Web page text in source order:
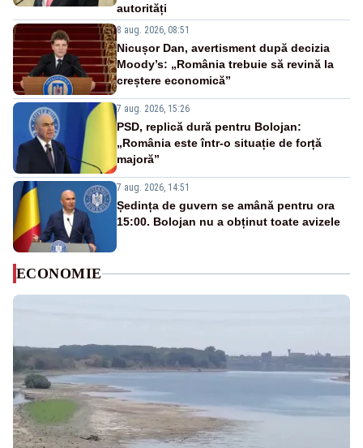
autorități
8 aug. 2026, 08:51
Nicușor Dan, avertisment după decizia
Moody’s: „România trebuie să revină la
creștere economică”
7 aug. 2026, 15:26
PSD, replică dură pentru Bolojan:
„România este într-o situație de forță
majoră”
7 aug. 2026, 14:51
Ședința de guvern se amână pentru ora
15:00. Bolojan nu a obținut toate avizele
ECONOMIE